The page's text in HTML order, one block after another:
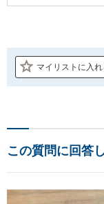
マイリストに入れ
この質問に回答